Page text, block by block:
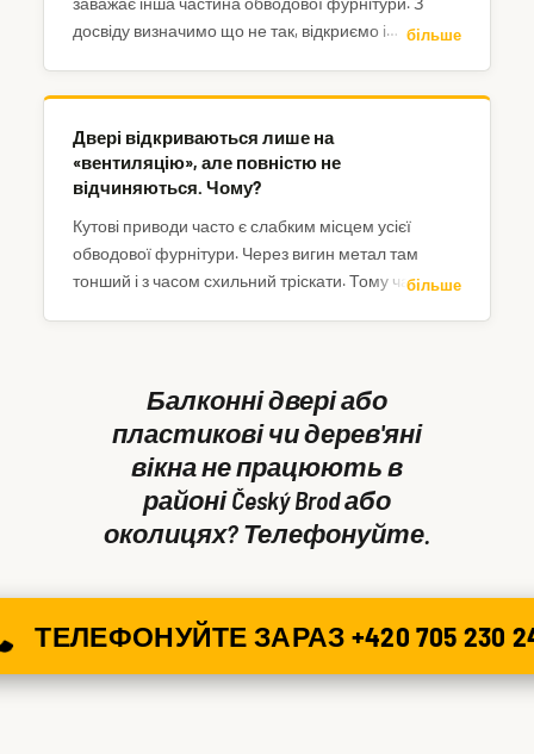
досвіду визначимо що не так, відкриємо і
більше
Двері відкриваються лише на
«вентиляцію», але повністю не
відчиняються. Чому?
Кутові приводи часто є слабким місцем усієї
обводової фурнітури. Через вигин метал там
тонший і з часом схильний тріскати. Тому частина
більше
Балконні двері або
пластикові чи дерев'яні
вікна не працюють в
районі Český Brod або
околицях? Телефонуйте.
ТЕЛЕФОНУЙТЕ ЗАРАЗ +420 705 230